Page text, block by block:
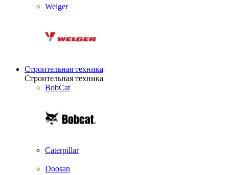
Welger
Строительная техника
Строительная техника
BobCat
Caterpillar
Doosan